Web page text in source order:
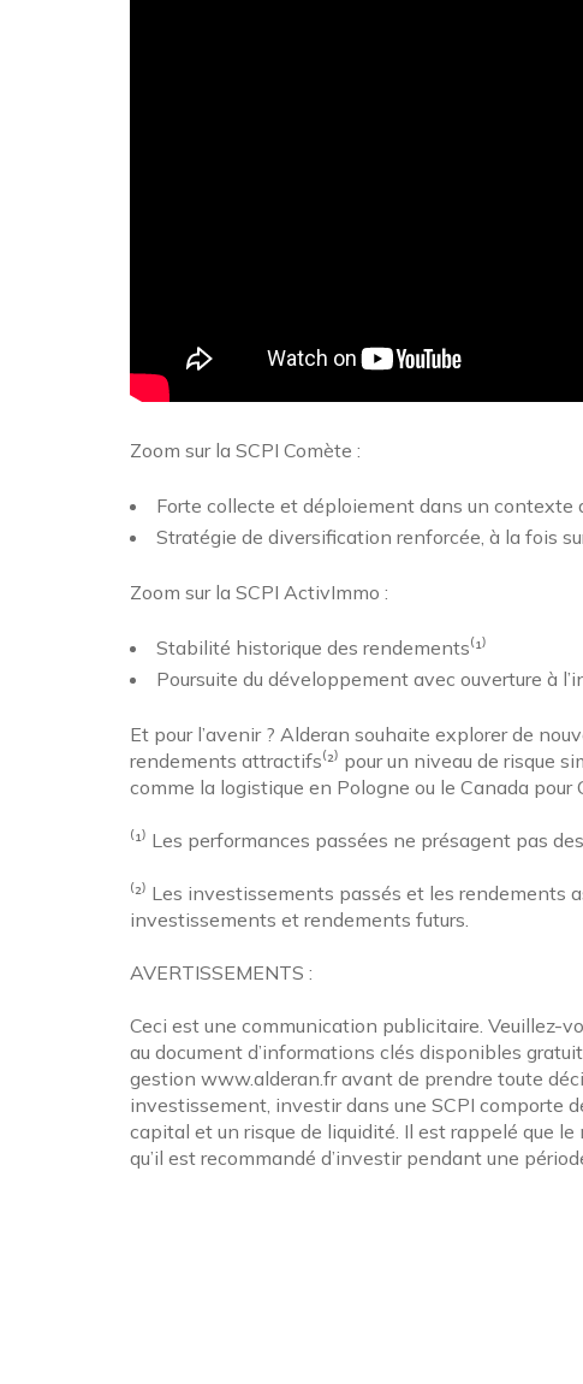
Zoom sur la SCPI Comète :
Forte collecte et déploiement dans un contexte
Stratégie de diversification renforcée, à la fois
Zoom sur la SCPI ActivImmo :
Stabilité historique des rendements⁽¹⁾
Poursuite du développement avec ouverture à
Et pour l’avenir ? Alderan souhaite explorer de
rendements attractifs⁽²⁾ pour un niveau de risque
comme la logistique en Pologne ou le Canada pour
⁽¹⁾ Les performances passées ne présagent pas
⁽²⁾ Les investissements passés et les
investissements et rendements futurs.
AVERTISSEMENTS :
Ceci est une communication publicitaire. Veuillez-
au document d’informations clés disponibles
gestion www.alderan.fr avant de prendre toute
investissement, investir dans une SCPI comporte
capital et un risque de liquidité. Il est rappelé que
qu’il est recommandé d’investir pendant une